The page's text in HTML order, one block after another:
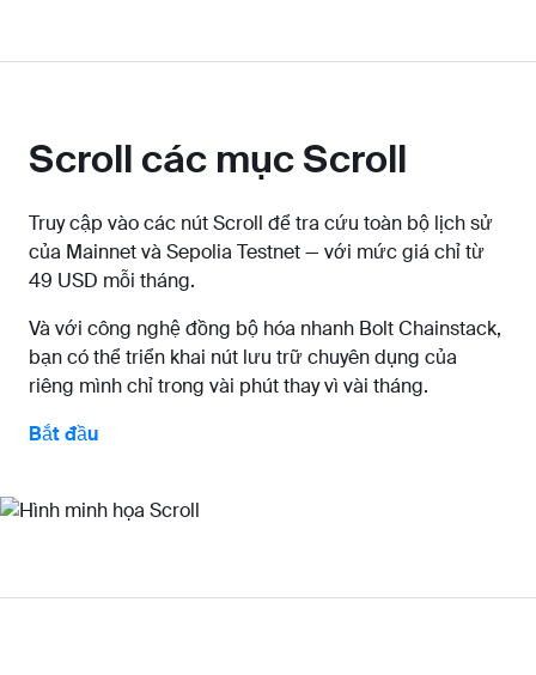
Scroll các mục Scroll
Truy cập vào các nút Scroll để tra cứu toàn bộ lịch sử
của Mainnet và Sepolia Testnet — với mức giá chỉ từ
49 USD mỗi tháng.
Và với công nghệ đồng bộ hóa nhanh Bolt Chainstack,
bạn có thể triển khai nút lưu trữ chuyên dụng của
riêng mình chỉ trong vài phút thay vì vài tháng.
Bắt đầu